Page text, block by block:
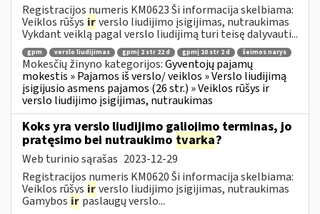
Registracijos numeris KM0623 Ši informacija skelbiama:
Veiklos rūšys irverslo liudijimo įsigijimas, nutraukimas
Vykdant veiklą pagal verslo liudijimą turi teisę dalyvauti...
gpm verslo liudijimas gpmį 2 str 22 d gpmį 10 str 2 d šeimos narys
Mokesčių žinyno kategorijos:Gyventojų pajamų
mokestis » Pajamos iš verslo/ veiklos » Verslo liudijimą
įsigijusio asmens pajamos (26 str.) » Veiklos rūšys ir
verslo liudijimo įsigijimas, nutraukimas
Koks yra verslo liudijimo galiojimo terminas, jo
pratęsimo bei nutraukimo tvarka?
Web turinio sąrašas 2023-12-29
Registracijos numeris KM0620 Ši informacija skelbiama:
Veiklos rūšys irverslo liudijimo įsigijimas, nutraukimas
Gamybos ir paslaugų verslo...